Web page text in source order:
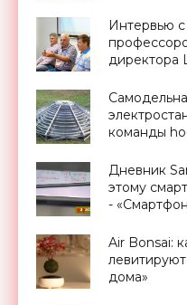
Интервью
директора
МИФИ -
команды
Дневник
этому
-
Air Bonsai:
дома»